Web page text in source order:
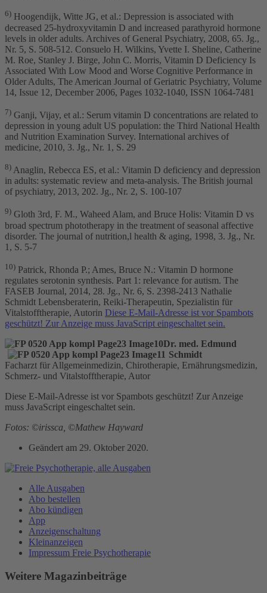
6) Hoogendijk, Witte JG, et al.: Depression is associated with
decreased 25-hydroxyvitamin D and increased parathyroid hormone
levels in older adults. Archives of General Psychiatry, 2008, 65. Jg.,
Nr. 5, S. 508-512. Consuelo H. Wilkins, Yvette I. Sheline, Catherine
M. Roe, Stanley J. Birge, John C. Morris, Vitamin D Deficiency Is
Associated With Low Mood and Worse Cognitive Performance in
Older Adults, The American Journal of Geriatric Psychiatry, Volume
14, Issue 12, December 2006, Pages 1032-1040, ISSN 1064-7481
7) Ganji, Vijay, et al.: Serum vitamin D concentrations are related to
depression in young adult US population: the Third National Health
and Nutrition Examination Survey. International archives of
medicine, 2010, 3. Jg., Nr. 1, S. 29
8) Anaglin, Rebecca ES, et al.: Vitamin D deficiency and depression
in adults: systematic review and meta-analysis. The British journal
of psychiatry, 2013, 202. Jg., Nr. 2, S. 100-107
9) Gloth 3rd, F. M., Waheed Alam, and Bruce Holis: Vitamin D vs
broad spectrum phototherapy in the treatment of seasonal affective
disorder. The journal of nutrition,l health & aging, 1998, 3. Jg., Nr.
1, S. 5-7
10) Patrick, Rhonda P.; Ames, Bruce N.: Vitamin D hormone
regulates serotonin synthesis. Part 1: relevance for autism. The
FASEB Journal, 2014, 28. Jg., Nr. 6, S. 2398-2413 Nathalie
Schmidt Lebensberaterin, Reiki-Therapeutin, Spezialistin für
Vitalstofftherapie, Autorin Diese E-Mail-Adresse ist vor Spambots
geschützt! Zur Anzeige muss JavaScript eingeschaltet sein.
Dr. med. Edmund
Schmidt
Facharzt für Allgemeinmedizin, Chirotherapie, Ernährungsmedizin,
Schmerz- und Vitalstofftherapie, Autor
Diese E-Mail-Adresse ist vor Spambots geschützt! Zur Anzeige
muss JavaScript eingeschaltet sein.
Fotos: ©irissca, ©Mathew Hayward
Geändert am 29. Oktober 2020.
Alle Ausgaben
Abo bestellen
Abo kündigen
App
Anzeigenschaltung
Kleinanzeigen
Impressum Freie Psychotherapie
Weitere Magazinbeiträge